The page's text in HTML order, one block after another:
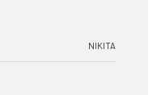
NIKITA